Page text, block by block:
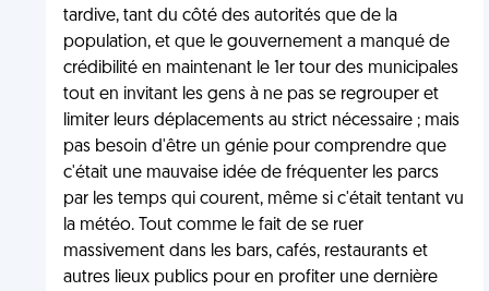
tardive, tant du côté des autorités que de la
population, et que le gouvernement a manqué de
crédibilité en maintenant le 1er tour des municipales
tout en invitant les gens à ne pas se regrouper et
limiter leurs déplacements au strict nécessaire ; mais
pas besoin d'être un génie pour comprendre que
c'était une mauvaise idée de fréquenter les parcs
par les temps qui courent, même si c'était tentant vu
la météo. Tout comme le fait de se ruer
massivement dans les bars, cafés, restaurants et
autres lieux publics pour en profiter une dernière